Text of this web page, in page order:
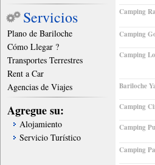
Servicios
Plano de Bariloche
Cómo Llegar ?
Transportes Terrestres
Rent a Car
Agencias de Viajes
Agregue su:
Alojamiento
Servicio Turístico
Camping
Camping
Camping
Bariloche
Camping
Camping
Camping